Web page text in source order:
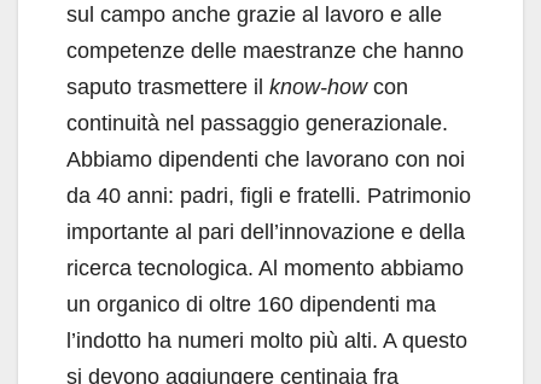
sul campo anche grazie al lavoro e alle
competenze delle maestranze che hanno
saputo trasmettere il know-how con
continuità nel passaggio generazionale.
Abbiamo dipendenti che lavorano con noi
da 40 anni: padri, figli e fratelli. Patrimonio
importante al pari dell’innovazione e della
ricerca tecnologica. Al momento abbiamo
un organico di oltre 160 dipendenti ma
l’indotto ha numeri molto più alti. A questo
si devono aggiungere centinaia fra